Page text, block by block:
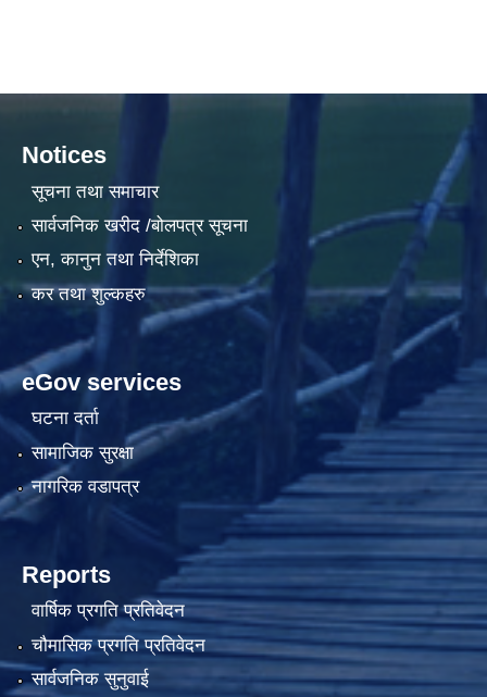
Notices
सूचना तथा समाचार
सार्वजनिक खरीद /बोलपत्र सूचना
एन, कानुन तथा निर्देशिका
कर तथा शुल्कहरु
eGov services
घटना दर्ता
सामाजिक सुरक्षा
नागरिक वडापत्र
Reports
वार्षिक प्रगति प्रतिवेदन
चौमासिक प्रगति प्रतिवेदन
सार्वजनिक सुनुवाई